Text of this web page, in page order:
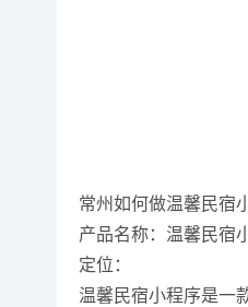
常州如何做温馨民宿
产品名称：温馨民宿
定位：
温馨民宿小程序是一